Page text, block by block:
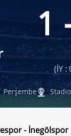
1
(İY :
Perşembe
-